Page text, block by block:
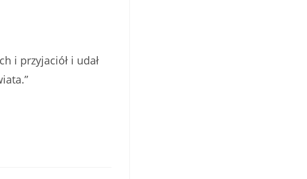
i przyjaciół i udał